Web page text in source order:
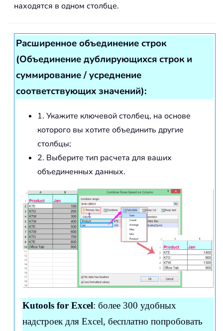
находятся в одном столбце.
Расширенное объединение строк
(Объединение дублирующихся строк и
суммирование / усреднение
соответствующих значений):
1. Укажите ключевой столбец, на основе
которого вы хотите объединить другие
столбцы;
2. Выберите тип расчета для ваших
объединенных данных.
Kutools for Excel: более 300 удобных
надстроек для Excel, бесплатно попробовать